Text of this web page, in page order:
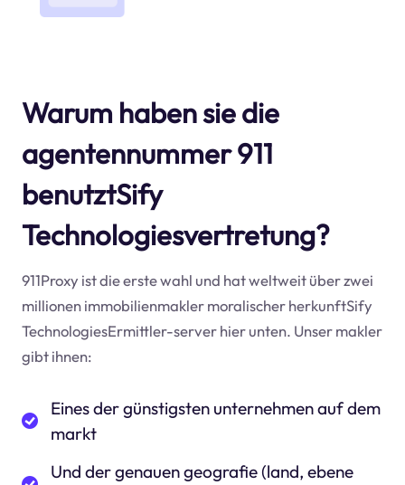
Warum haben sie die
agentennummer 911
benutztSify
Technologiesvertretung?
911Proxy ist die erste wahl und hat weltweit über zwei
millionen immobilienmakler moralischer herkunftSify
TechnologiesErmittler-server hier unten. Unser makler
gibt ihnen:
Eines der günstigsten unternehmen auf dem
markt
Und der genauen geografie (land, ebene